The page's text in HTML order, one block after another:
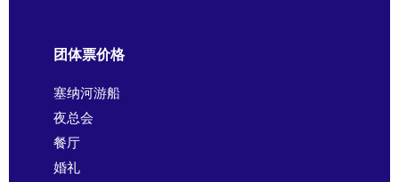
团体票价格
塞纳河游船
夜总会
餐厅
婚礼